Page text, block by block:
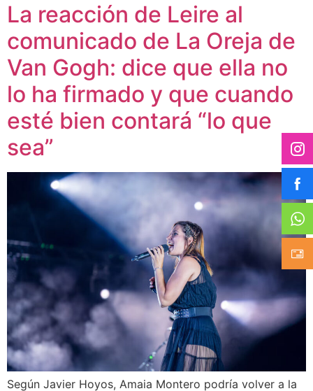
La reacción de Leire al
comunicado de La Oreja de
Van Gogh: dice que ella no
lo ha firmado y que cuando
esté bien contará “lo que
sea”
Según Javier Hoyos, Amaia Montero podría volver a la